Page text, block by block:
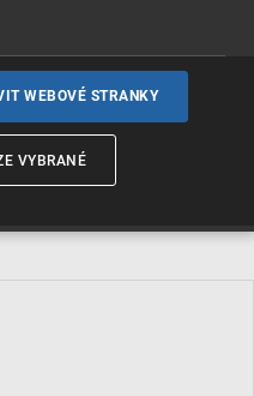
zeměpisná
WEBOVÉ STRANKY
VYBRANÉ